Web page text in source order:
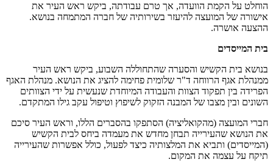
הוחלט על הקמת הוועדה, אך טרם עבודתה, ביקש ראש העיר את
אישורה של המועצה להיעזר בשירותיה של חברה המתמחה בנושא.
ההצעה אושרה.
בית המייסדים
בנושא בית הקשיש והסערה שהתחוללה השבוע, ביקש ראש העיר
ממנהלת אגף הרווחה ד"ר שלומית פחימה להציג את הנושא. מנהלת האגף
הפרידה בין תפקוד הצוות והעבודה המיוחדת שנעשית על ידי הצוותים
השונים ובין מצבו של המבנה הזקוק לשיפוץ וטיפול עקב גילו המתקדם.
חברי המועצה (מהקואליציה) הסתפקו בהסברים הללו, וראש העיר סיכם
את הנושא שהעירייה תבחן מחדש את מעמדה ביחס לבית הקשיש
(המייסדים) ותביא את המלצותיה כיצד לפעול, כולל אפשרות שהעירייה
תיקח על עצמה את המקום.